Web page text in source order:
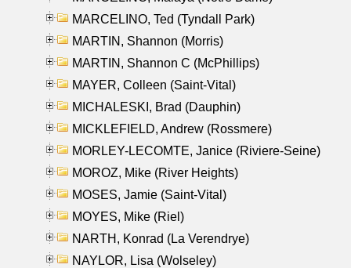
MARCELINO, Ted (Tyndall Park)
MARTIN, Shannon (Morris)
MARTIN, Shannon C (McPhillips)
MAYER, Colleen (Saint-Vital)
MICHALESKI, Brad (Dauphin)
MICKLEFIELD, Andrew (Rossmere)
MORLEY-LECOMTE, Janice (Riviere-Seine)
MOROZ, Mike (River Heights)
MOSES, Jamie (Saint-Vital)
MOYES, Mike (Riel)
NARTH, Konrad (La Verendrye)
NAYLOR, Lisa (Wolseley)